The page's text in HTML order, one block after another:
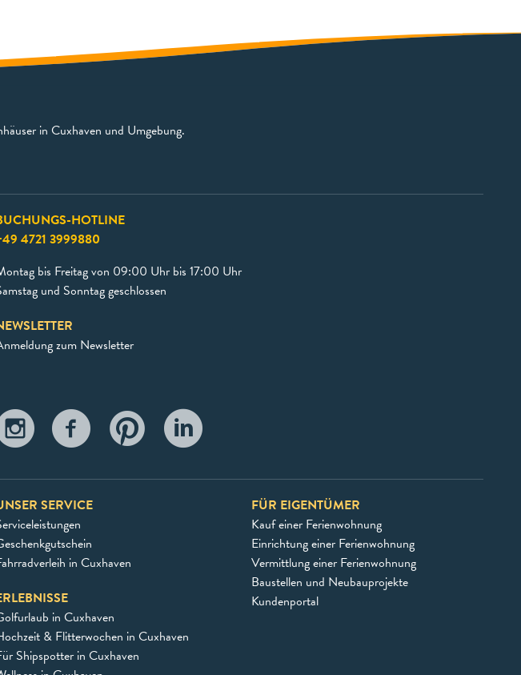
in Cuxhaven und Umgebung.
HOTLINE
4721 3999880
bis Freitag von 09:00 Uhr bis 17:00 Uhr
und Sonntag geschlossen
zum Newsletter
SERVICE
in Cuxhaven
in Cuxhaven
& Flitterwochen in Cuxhaven
Shipspotter in Cuxhaven
FÜR EIGENTÜMER
Kauf einer Ferienwohnung
Einrichtung einer Ferienwohnung
Vermittlung einer Ferienwohnung
Baustellen und Neubauprojekte
Kundenportal